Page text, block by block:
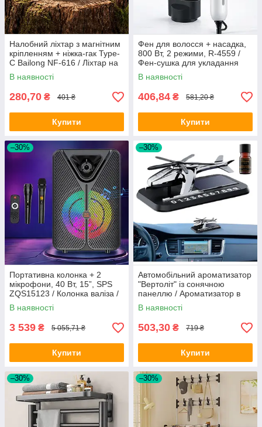
Налобний ліхтар з магнітним
кріпленням + ніжка-гак Type-
C Bailong NF-616 / Ліхтар на
голову / Акумуляторний
налобний ліхтарик
В наявності
280,70 ₴ 401 ₴
Купити
Фен для волосся + насадка,
800 Вт, 2 режими, R-4559 /
Фен-сушка для укладання
волосся / Дорожній фен
В наявності
406,84 ₴ 581,20 ₴
Купити
–30%
Портативна колонка + 2
мікрофони, 40 Вт, 15”, SPS
ZQS15123 / Колонка валіза /
Караоке-колонка / Bluetooth
колонка
В наявності
3 539 ₴ 5 055,71 ₴
Купити
–30%
Автомобільний ароматизатор
"Вертоліт" із сонячною
панеллю / Ароматизатор в
машину з автовізиткою /
Пахучка в машину
В наявності
503,30 ₴ 719 ₴
Купити
–30% –30%